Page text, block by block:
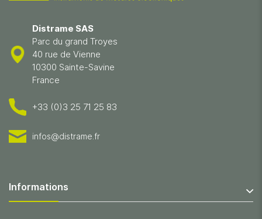
Distrame SAS
Parc du grand Troyes
40 rue de Vienne
10300 Sainte-Savine
France
+33 (0)3 25 71 25 83
infos@distrame.fr
Informations